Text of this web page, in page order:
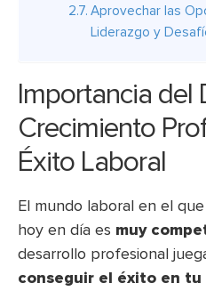
Aprovechar las
Liderazgo y
Importancia del
Crecimiento
Éxito Laboral
El mundo laboral en el
hoy en día es muy
desarrollo profesional
conseguir el éxito en